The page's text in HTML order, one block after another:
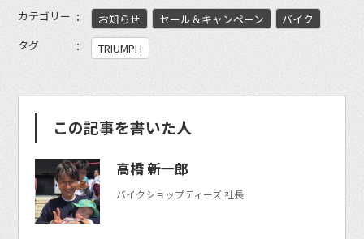
カテゴリー お知らせ セール＆キャンペーン
バイク
タグ
TRIUMPH
この記事を書いた人
高橋 新一郎
バイクショップティーズ 社長